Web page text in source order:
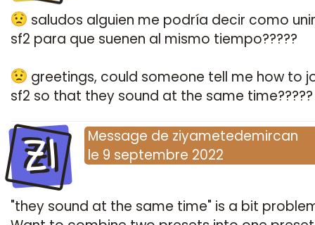
saludos alguien me podría decir como
sf2 para que suenen al mismo tiempo?????
greetings, could someone tell me how to
sf2 so that they sound at the same time?????
ZI Message de ziyametedemircan
le 9 septembre 2022
"they sound at the same time" is a bit